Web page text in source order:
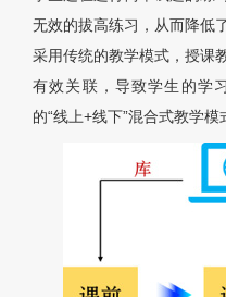
无效的拔高练习，从而降低
采用传统的教学模式，授课
有效关联，导致学生的学
的“线上+线下”混合式教学